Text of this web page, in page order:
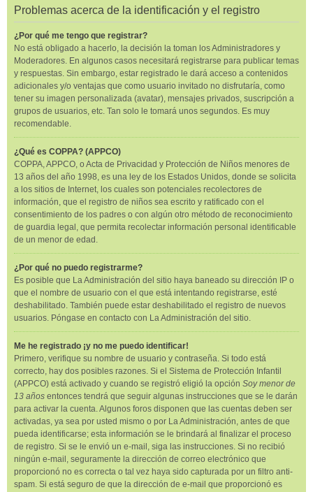
Problemas acerca de la identificación y el registro
¿Por qué me tengo que registrar?
No está obligado a hacerlo, la decisión la toman los Administradores y
Moderadores. En algunos casos necesitará registrarse para publicar temas
y respuestas. Sin embargo, estar registrado le dará acceso a contenidos
adicionales y/o ventajas que como usuario invitado no disfrutaría, como
tener su imagen personalizada (avatar), mensajes privados, suscripción a
grupos de usuarios, etc. Tan solo le tomará unos segundos. Es muy
recomendable.
¿Qué es COPPA? (APPCO)
COPPA, APPCO, o Acta de Privacidad y Protección de Niños menores de
13 años del año 1998, es una ley de los Estados Unidos, donde se solicita
a los sitios de Internet, los cuales son potenciales recolectores de
información, que el registro de niños sea escrito y ratificado con el
consentimiento de los padres o con algún otro método de reconocimiento
de guardia legal, que permita recolectar información personal identificable
de un menor de edad.
¿Por qué no puedo registrarme?
Es posible que La Administración del sitio haya baneado su dirección IP o
que el nombre de usuario con el que está intentando registrarse, esté
deshabilitado. También puede estar deshabilitado el registro de nuevos
usuarios. Póngase en contacto con La Administración del sitio.
Me he registrado ¡y no me puedo identificar!
Primero, verifique su nombre de usuario y contraseña. Si todo está
correcto, hay dos posibles razones. Si el Sistema de Protección Infantil
(APPCO) está activado y cuando se registró eligió la opción Soy menor de
13 años entonces tendrá que seguir algunas instrucciones que se le darán
para activar la cuenta. Algunos foros disponen que las cuentas deben ser
activadas, ya sea por usted mismo o por La Administración, antes de que
pueda identificarse; esta información se le brindará al finalizar el proceso
de registro. Si se le envió un e-mail, siga las instrucciones. Si no recibió
ningún e-mail, seguramente la dirección de correo electrónico que
proporcionó no es correcta o tal vez haya sido capturada por un filtro anti-
spam. Si está seguro de que la dirección de e-mail que proporcionó es